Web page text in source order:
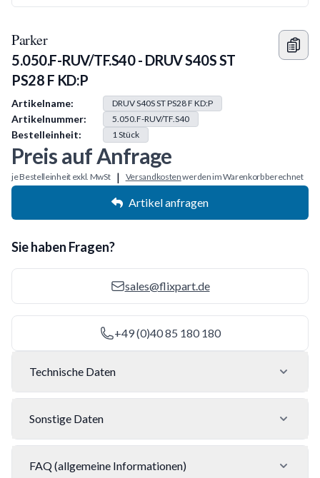
Parker
5.050.F-RUV/TF.S40 - DRUV S40S ST
PS28 F KD:P
Produkt Information
Artikelname: DRUV S40S ST PS28 F KD:P
Artikelnummer: 5.050.F-RUV/TF.S40
Bestelleinheit: 1Stück
Preis auf Anfrage
je Bestelleinheit exkl. MwSt | Versandkostenwerden im Warenkorb berechnet
Artikel anfragen
Sie haben Fragen?
sales@flixpart.de
+49 (0)40 85 180 180
Technische Daten
Sonstige Daten
FAQ (allgemeine Informationen)